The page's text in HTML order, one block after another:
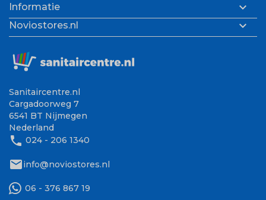
Informatie 
Noviostores.nl 
Sanitaircentre.nl
Cargadoorweg 7
6541 BT Nijmegen
Nederland
phone 024 - 206 1340
mailinfo@noviostores.nl
06 - 376 867 19